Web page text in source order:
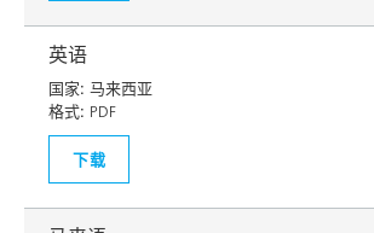
英语
国家: 马来西亚
格式: PDF
下载